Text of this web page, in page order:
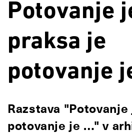
Potovanje
praksa je
potovanje
Razstava
potovanje je …" v